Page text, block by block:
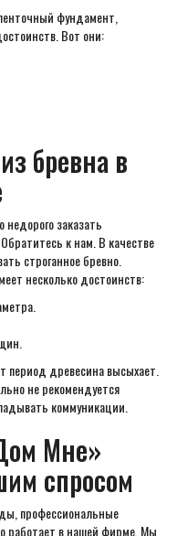
фундамент,
Вот они:
бревна в
заказать
к нам. В качестве
строганное бревно.
несколько достоинств:
период древесина высыхает.
не рекомендуется
коммуникации.
Мне»
спросом
профессиональные
работает в нашей фирме. Мы